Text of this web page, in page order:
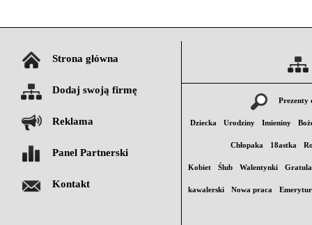
Strona główna
Dodaj swoją firmę
Reklama
Panel Partnerski
Kontakt
Prezenty
Dziecka Urodziny Imieniny
Chłopaka 18astka
Kobiet Ślub Walentynki
kawalerski Nowa praca